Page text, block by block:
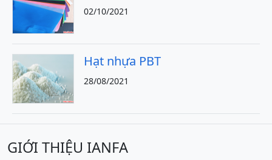
02/10/2021
Hạt nhựa PBT
28/08/2021
GIỚI THIỆU IANFA